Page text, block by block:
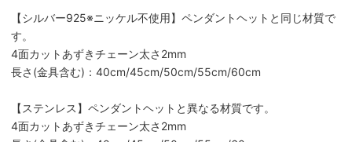
【シルバー925※ニッケル不使用】ペンダントヘットと同じ材質で
す。
4面カットあずきチェーン太さ2mm
長さ(金具含む)：40cm/45cm/50cm/55cm/60cm
【ステンレス】ペンダントヘットと異なる材質です。
4面カットあずきチェーン太さ2mm